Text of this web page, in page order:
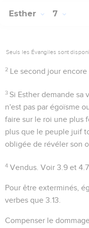
Esther 7
Seuls les Évangiles sont
2 Le second jour encore
3 Si Esther demande sa
n'est pas par égoïsme
faire sur le roi une plus
plus que le peuple juif
obligée de révéler son
4 Vendus . Voir3.9 et4.7
Pour être exterminés,
verbes que 3.13
Compenser le